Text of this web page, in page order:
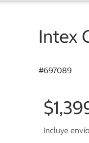
Intex
#697089
Incluye envío